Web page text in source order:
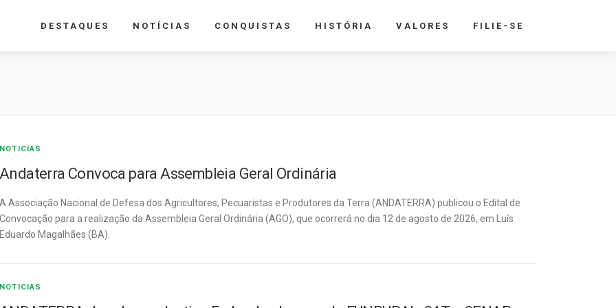
DESTAQUES NOTÍCIAS CONQUISTAS HISTÓRIA VALORES FILIE-SE
NOTICIAS
Andaterra Convoca para Assembleia Geral Ordinária
A Associação Nacional de Defesa dos Agricultores, Pecuaristas e Produtores da Terra (ANDATERRA) publicou o Edital de
Convocação para a realização da Assembleia Geral Ordinária (AGO), que ocorrerá no dia 12 de agosto de 2026, em Luís
Eduardo Magalhães (BA).
NOTICIAS